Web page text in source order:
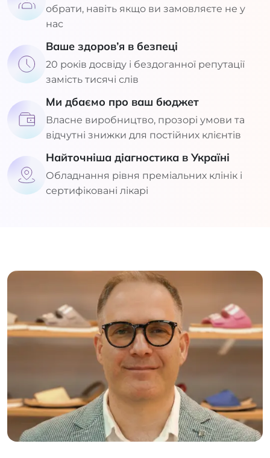
обрати, навіть якщо ви замовляєте не у
нас
Ваше здоров’я в безпеці
20 років досвіду і бездоганної репутації
замість тисячі слів
Ми дбаємо про ваш бюджет
Власне виробництво, прозорі умови та
відчутні знижки для постійних клієнтів
Найточніша діагностика в Україні
Обладнання рівня преміальних клінік і
сертифіковані лікарі